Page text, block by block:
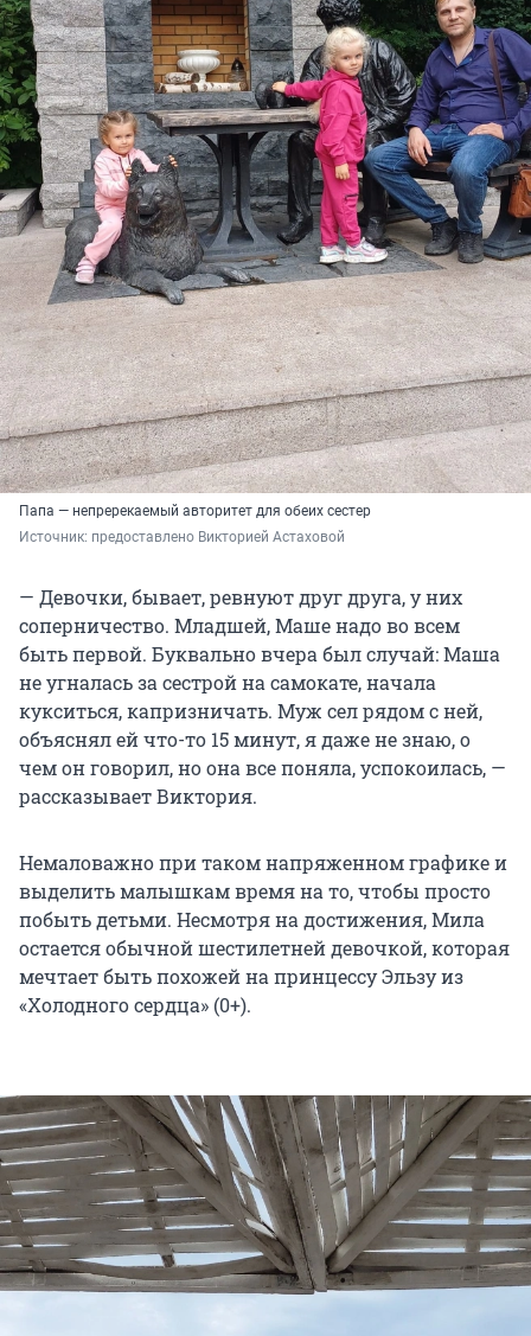
Папа — непререкаемый авторитет для обеих сестер
Источник: предоставлено Викторией Астаховой
— Девочки, бывает, ревнуют друг друга, у них
соперничество. Младшей, Маше надо во всем
быть первой. Буквально вчера был случай: Маша
не угналась за сестрой на самокате, начала
кукситься, капризничать. Муж сел рядом с ней,
объяснял ей что-то 15 минут, я даже не знаю, о
чем он говорил, но она все поняла, успокоилась, —
рассказывает Виктория.
Немаловажно при таком напряженном графике и
выделить малышкам время на то, чтобы просто
побыть детьми. Несмотря на достижения, Мила
остается обычной шестилетней девочкой, которая
мечтает быть похожей на принцессу Эльзу из
«Холодного сердца» (0+).